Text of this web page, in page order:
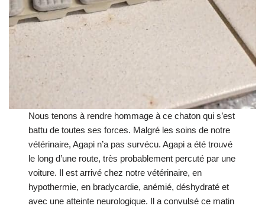
Nous tenons à rendre hommage à ce chaton qui s’est
battu de toutes ses forces. Malgré les soins de notre
vétérinaire, Agapi n’a pas survécu. Agapi a été trouvé
le long d’une route, très probablement percuté par une
voiture. Il est arrivé chez notre vétérinaire, en
hypothermie, en bradycardie, anémié, déshydraté et
avec une atteinte neurologique. Il a convulsé ce matin